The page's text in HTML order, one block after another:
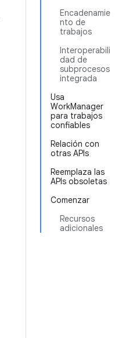
Encadenamie
nto de
trabajos
Interoperabili
dad de
subprocesos
integrada
Usa
WorkManager
para trabajos
confiables
Relación con
otras APIs
Reemplaza las
APIs obsoletas
Comenzar
Recursos
adicionales